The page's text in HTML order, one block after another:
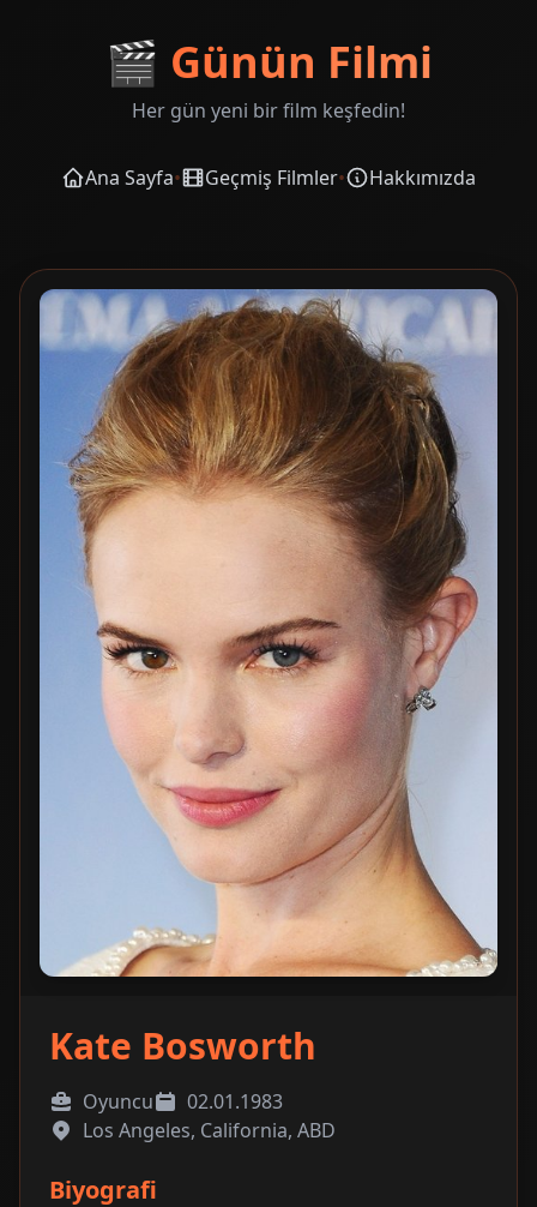
🎬 Günün Filmi
Her gün yeni bir film keşfedin!
Ana Sayfa• Geçmiş Filmler• Hakkımızda
Kate Bosworth
Oyuncu
02.01.1983
Los Angeles, California, ABD
Biyografi